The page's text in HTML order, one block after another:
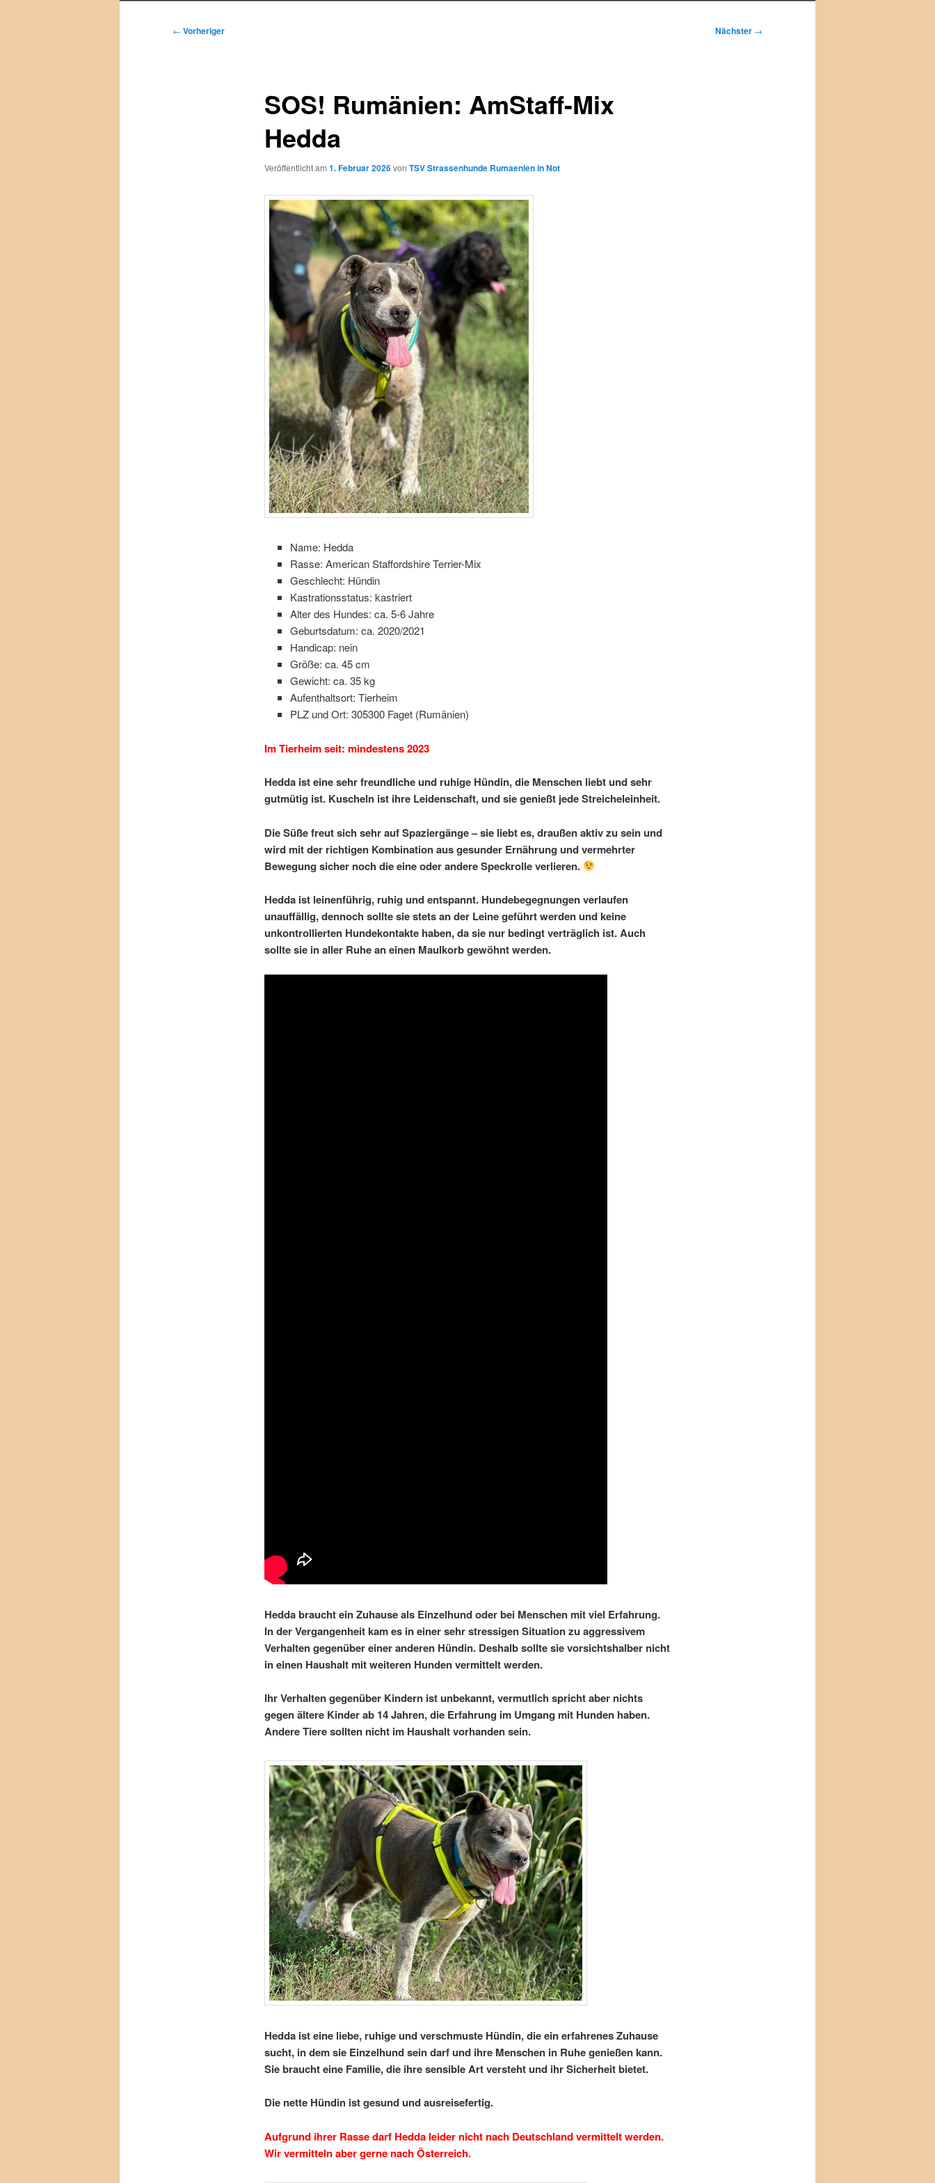
Beitragsnavigation
← Vorheriger Nächster →
SOS! Rumänien: AmStaff-Mix
Hedda
Veröffentlicht am 1. Februar 2026von TSV Strassenhunde Rumaenien in Not
Name: Hedda
Rasse: American Staffordshire Terrier-Mix
Geschlecht: Hündin
Kastrationsstatus: kastriert
Alter des Hundes: ca. 5-6 Jahre
Geburtsdatum: ca. 2020/2021
Handicap: nein
Größe: ca. 45 cm
Gewicht: ca. 35 kg
Aufenthaltsort: Tierheim
PLZ und Ort: 305300 Faget (Rumänien)
Im Tierheim seit: mindestens 2023
Hedda ist eine sehr freundliche und ruhige Hündin, die Menschen liebt und sehr
gutmütig ist. Kuscheln ist ihre Leidenschaft, und sie genießt jede Streicheleinheit.
Die Süße freut sich sehr auf Spaziergänge – sie liebt es, draußen aktiv zu sein und
wird mit der richtigen Kombination aus gesunder Ernährung und vermehrter
Bewegung sicher noch die eine oder andere Speckrolle verlieren.
Hedda ist leinenführig, ruhig und entspannt. Hundebegegnungen verlaufen
unauffällig, dennoch sollte sie stets an der Leine geführt werden und keine
unkontrollierten Hundekontakte haben, da sie nur bedingt verträglich ist. Auch
sollte sie in aller Ruhe an einen Maulkorb gewöhnt werden.
Hedda braucht ein Zuhause als Einzelhund oder bei Menschen mit viel Erfahrung.
In der Vergangenheit kam es in einer sehr stressigen Situation zu aggressivem
Verhalten gegenüber einer anderen Hündin. Deshalb sollte sie vorsichtshalber nicht
in einen Haushalt mit weiteren Hunden vermittelt werden.
Ihr Verhalten gegenüber Kindern ist unbekannt, vermutlich spricht aber nichts
gegen ältere Kinder ab 14 Jahren, die Erfahrung im Umgang mit Hunden haben.
Andere Tiere sollten nicht im Haushalt vorhanden sein.
Hedda ist eine liebe, ruhige und verschmuste Hündin, die ein erfahrenes Zuhause
sucht, in dem sie Einzelhund sein darf und ihre Menschen in Ruhe genießen kann.
Sie braucht eine Familie, die ihre sensible Art versteht und ihr Sicherheit bietet.
Die nette Hündin ist gesund und ausreisefertig.
Aufgrund ihrer Rasse darf Hedda leider nicht nach Deutschland vermittelt werden.
Wir vermitteln aber gerne nach Österreich.